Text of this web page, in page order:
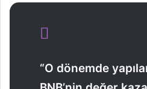
“O dönemde